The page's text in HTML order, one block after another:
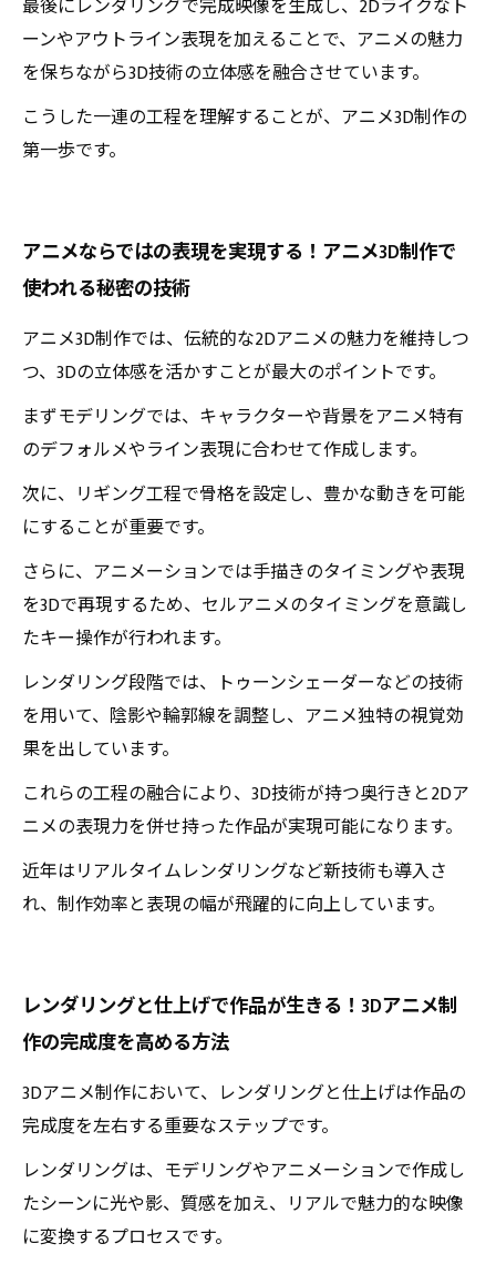
最後にレンダリングで完成映像を生成し、2Dライクなト
ーンやアウトライン表現を加えることで、アニメの魅力
を保ちながら3D技術の立体感を融合させています。
こうした一連の工程を理解することが、アニメ3D制作の
第一歩です。
アニメならではの表現を実現する！アニメ3D制作で
使われる秘密の技術
アニメ3D制作では、伝統的な2Dアニメの魅力を維持しつ
つ、3Dの立体感を活かすことが最大のポイントです。
まずモデリングでは、キャラクターや背景をアニメ特有
のデフォルメやライン表現に合わせて作成します。
次に、リギング工程で骨格を設定し、豊かな動きを可能
にすることが重要です。
さらに、アニメーションでは手描きのタイミングや表現
を3Dで再現するため、セルアニメのタイミングを意識し
たキー操作が行われます。
レンダリング段階では、トゥーンシェーダーなどの技術
を用いて、陰影や輪郭線を調整し、アニメ独特の視覚効
果を出しています。
これらの工程の融合により、3D技術が持つ奥行きと2Dア
ニメの表現力を併せ持った作品が実現可能になります。
近年はリアルタイムレンダリングなど新技術も導入さ
れ、制作効率と表現の幅が飛躍的に向上しています。
レンダリングと仕上げで作品が生きる！3Dアニメ制
作の完成度を高める方法
3Dアニメ制作において、レンダリングと仕上げは作品の
完成度を左右する重要なステップです。
レンダリングは、モデリングやアニメーションで作成し
たシーンに光や影、質感を加え、リアルで魅力的な映像
に変換するプロセスです。